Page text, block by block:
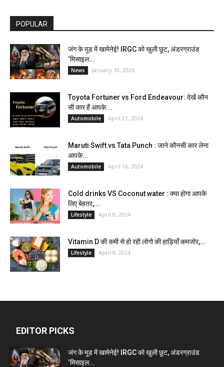
POPULAR
जंग के मूड में खामेनेई! IRGC को खुली छूट, अंडरग्राउंड
‘मिसाइल...
News January 10, 2026
Toyota Fortuner vs Ford Endeavour: देखें कौन
सी कार हैं आपके...
Automobile April 21, 2024
Maruti Swift vs Tata Punch : जाने कौनसी कार लेना
आपके...
Automobile April 16, 2024
Cold drinks VS Coconut water : क्या होगा आपके
लिए बेहतर,...
Lifestyle April 8, 2024
Vitamin D की कमी से हो रही लोगो की हाड़ियाँ कमजोर,...
Lifestyle April 8, 2024
EDITOR PICKS
जंग के मूड में खामेनेई! IRGC को खुली छूट, अंडरग्राउंड
‘मिसाइल...